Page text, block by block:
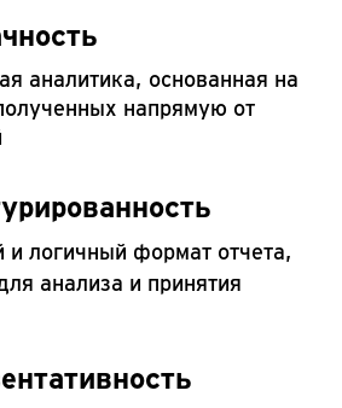
аналитика, основанная на
напрямую от
и логичный формат отчета,
анализа и принятия